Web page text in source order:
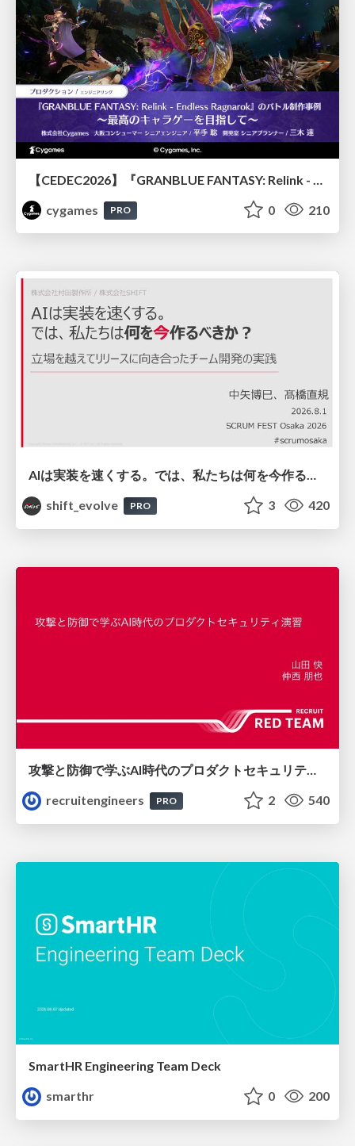
cygames
PRO 0 210
AIは実装を速くする。では、私たちは何を今作るべきか？－立場を越えてリリースに向き合ったチーム開発の実践 / 20260801 Hiromi Nakaya and Naoki Takahashi
shift_evolve
PRO 3 420
攻撃と防御で学ぶAI時代のプロダクトセキュリティ演習
recruitengineers
PRO 2 540
SmartHR Engineering Team Deck
smarthr
0 200